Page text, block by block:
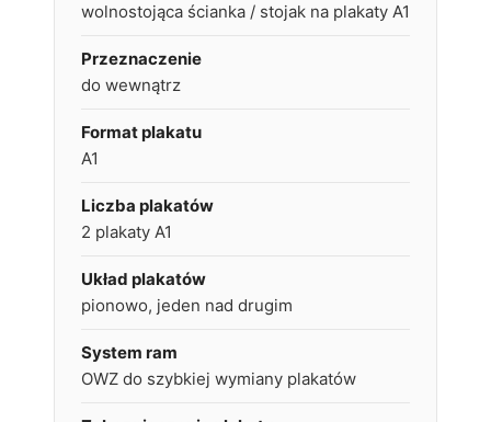
wolnostojąca ścianka / stojak na plakaty A1
Przeznaczenie
do wewnątrz
Format plakatu
A1
Liczba plakatów
2 plakaty A1
Układ plakatów
pionowo, jeden nad drugim
System ram
OWZ do szybkiej wymiany plakatów